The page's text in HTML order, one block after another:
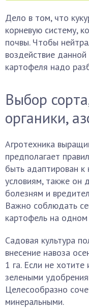
Дело в том, что
корневую систему,
почвы. Чтобы
воздействие
картофеля надо
Выбор
органики,
Агротехника
предполагает
быть адаптирован к
условиям, также он
болезням и
Важно соблюдать
картофель на
Садовая культура
внесение навоза
1 га. Если не хотите
зелеными
Целесообразно
минеральными.